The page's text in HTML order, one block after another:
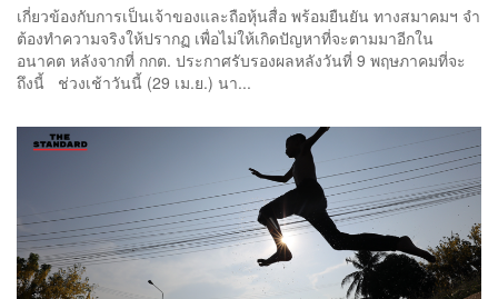
เกี่ยวข้องกับการเป็นเจ้าของและถือหุ้นสื่อ พร้อมยืนยัน ทางสมาคมฯ จำ
ต้องทำความจริงให้ปรากฏ เพื่อไม่ให้เกิดปัญหาที่จะตามมาอีกใน
อนาคต หลังจากที่ กกต. ประกาศรับรองผลหลังวันที่ 9 พฤษภาคมที่จะ
ถึงนี้ ช่วงเช้าวันนี้ (29 เม.ย.) นา...